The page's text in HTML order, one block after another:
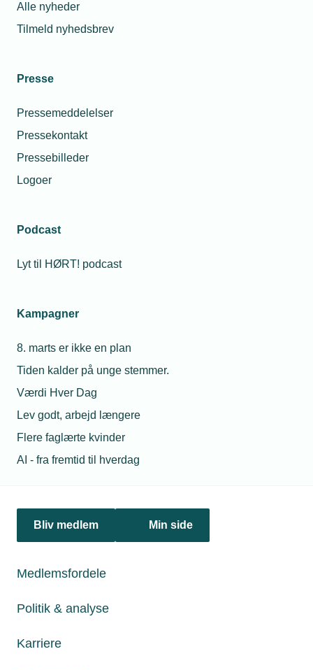
Alle nyheder
Tilmeld nyhedsbrev
Presse
Pressemeddelelser
Pressekontakt
Pressebilleder
Logoer
Podcast
Lyt til HØRT! podcast
Kampagner
8. marts er ikke en plan
Tiden kalder på unge stemmer.
Værdi Hver Dag
Lev godt, arbejd længere
Flere faglærte kvinder
AI - fra fremtid til hverdag
Bliv medlem Min side
Medlemsfordele
Politik & analyse
Karriere
Politik & analyse
jura@tekniq.dk
tekniq@tekniq.dk
Fredag fra kl. 8:00 til 15:00